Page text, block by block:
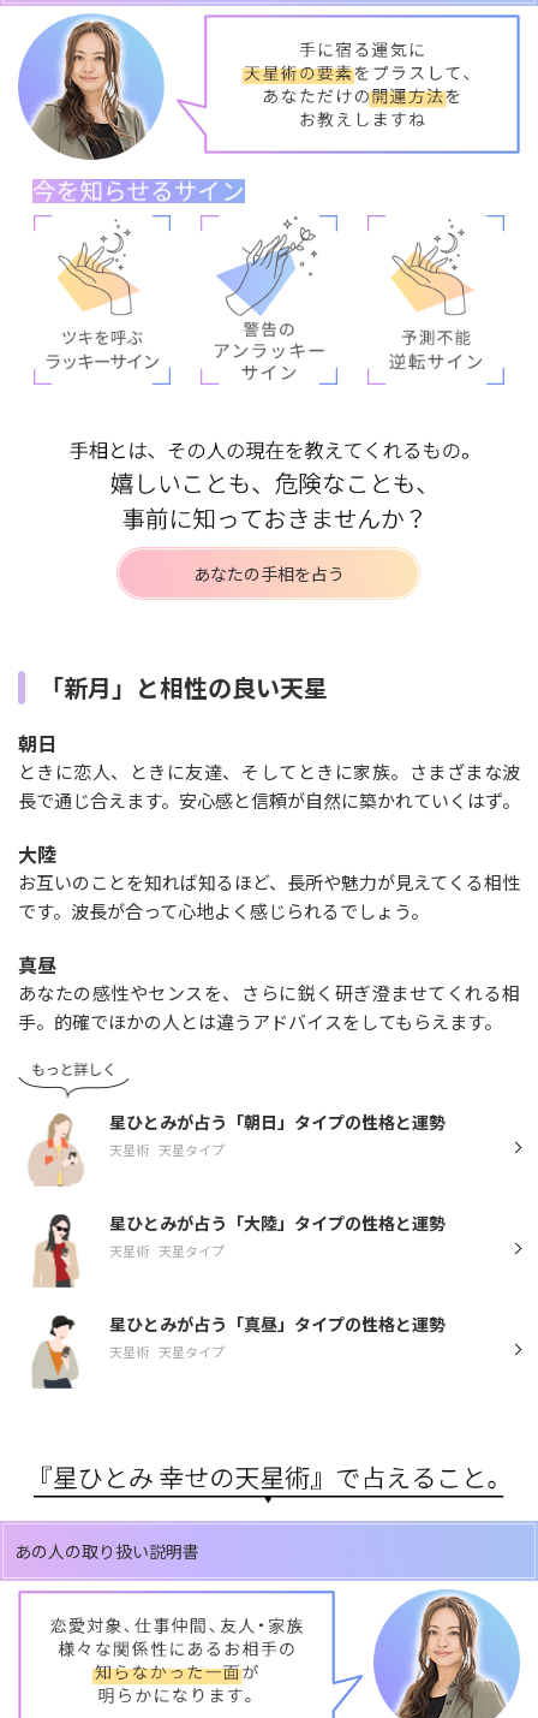
あなたの手相を占う
「新月」と相性の良い天星
朝日
ときに恋人、ときに友達、そしてときに家族。さまざまな波
長で通じ合えます。安心感と信頼が自然に築かれていくはず。
大陸
お互いのことを知れば知るほど、長所や魅力が見えてくる相性
です。波長が合って心地よく感じられるでしょう。
真昼
あなたの感性やセンスを、さらに鋭く研ぎ澄ませてくれる相
手。的確でほかの人とは違うアドバイスをしてもらえます。
星ひとみが占う「朝日」タイプの性格と運勢
天星術 天星タイプ
星ひとみが占う「大陸」タイプの性格と運勢
天星術 天星タイプ
星ひとみが占う「真昼」タイプの性格と運勢
天星術 天星タイプ
あの人の取り扱い説明書